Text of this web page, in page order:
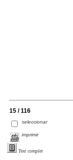
15 / 116
seleccionar
imprimir
Text complet